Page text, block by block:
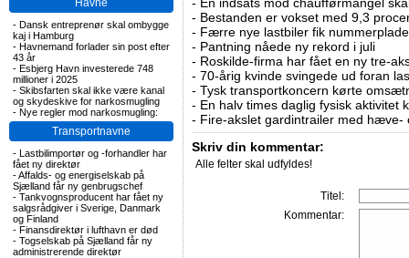
Havne
- Dansk entreprenør skal ombygge
kaj i Hamburg
- Havnemand forlader sin post efter
43 år
- Esbjerg Havn investerede 748
millioner i 2025
- Skibsfarten skal ikke være kanal
og skydeskive for narkosmugling
- Nye regler mod narkosmugling:
Transportnavne
- Lastbilimportør og -forhandler har
fået ny direktør
-Affalds- og energiselskab på
Sjælland får ny genbrugschef
- Tankvognsproducent har fået ny
salgsrådgiver i Sverige, Danmark
og Finland
- Finansdirektør i lufthavn er død
- Togselskab på Sjælland får ny
administrerende direktør
- Bestanden er vokset med 9,3
- Færre nye lastbiler fik
- Pantning nåede ny rekord i juli
- Roskilde-firma har fået en ny tre-
- 70-årig kvinde svingede ud foran
- Tysk transportkoncern kørte
- En halv times daglig fysisk aktivitet
- Fire-akslet gardintrailer med hæve-
Skriv din kommentar:
Alle felter skal udfyldes!
Titel:
Kommentar: